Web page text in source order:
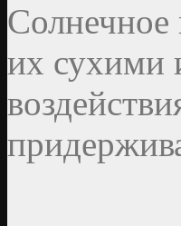
Солнечное
их сухими